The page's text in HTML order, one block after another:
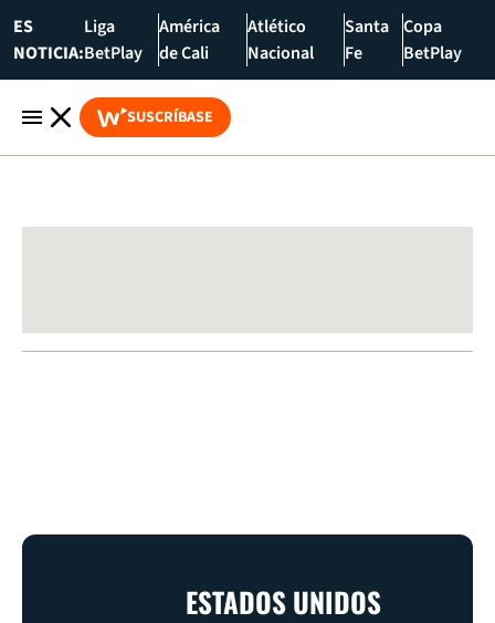
ES
NOTICIA:
Liga
BetPlay
América
de Cali
Atlético
Nacional
Santa
Fe
Copa
BetPlay
SUSCRÍBASE
ESTADOS UNIDOS